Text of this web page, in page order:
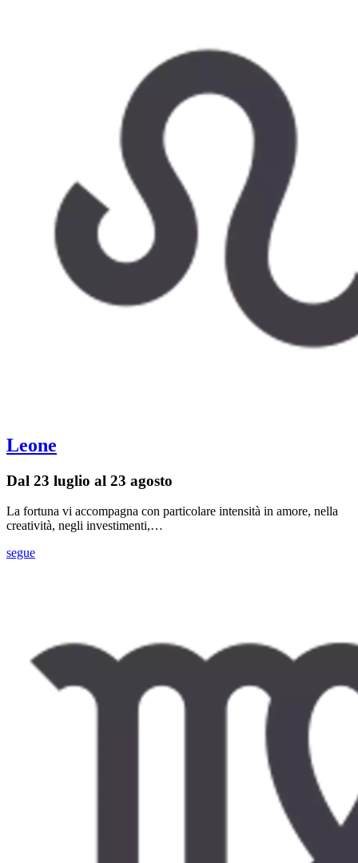
Leone
Dal 23 luglio al 23 agosto
La fortuna vi accompagna con particolare intensità in amore, nella
creatività, negli investimenti,…
segue